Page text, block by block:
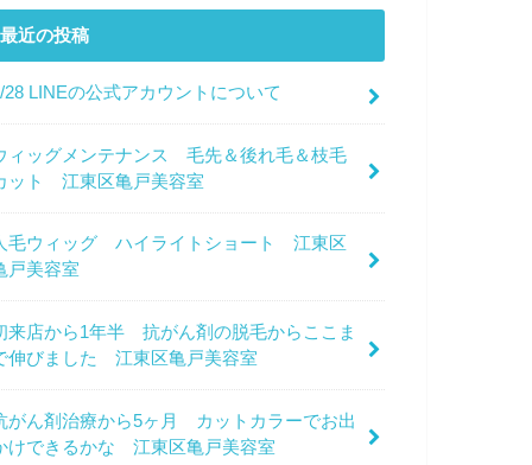
最近の投稿
28 LINEの公式アカウントについて
ィッグメンテナンス 毛先＆後れ毛＆枝毛
ット 江東区亀戸美容室
毛ウィッグ ハイライトショート 江東区
戸美容室
来店から1年半 抗がん剤の脱毛からここま
伸びました 江東区亀戸美容室
がん剤治療から5ヶ月 カットカラーでお出
けできるかな 江東区亀戸美容室